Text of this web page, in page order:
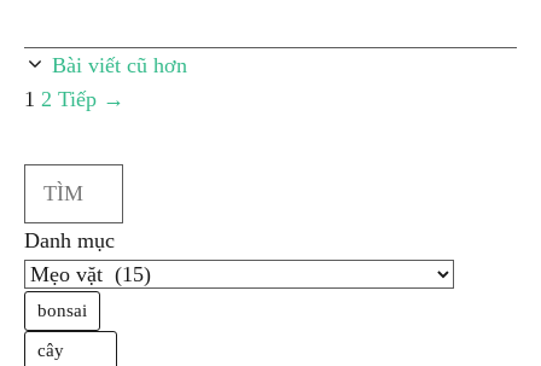
Bài viết cũ hơn
Trang
1 Trang
2 Tiếp →
Search
Danh mục
bonsai
cây